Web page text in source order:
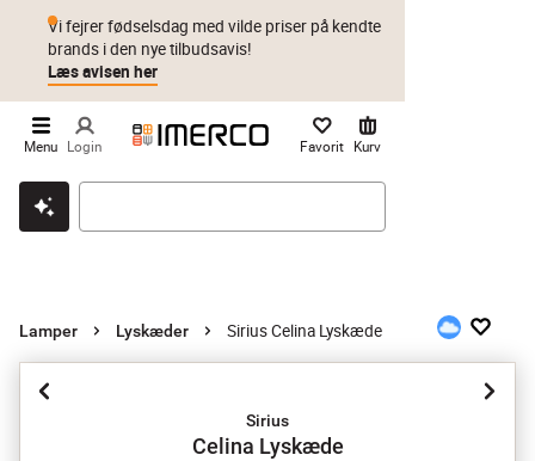
Klik & hent Byt i 1 år Prismatch
Vi fejrer fødselsdag med vilde priser på kendte
brands i den nye tilbudsavis!
Læs avisen her
Menu Login Favorit Kurv
Lamper Lyskæder Sirius Celina Lyskæde
Sirius
Celina Lyskæde